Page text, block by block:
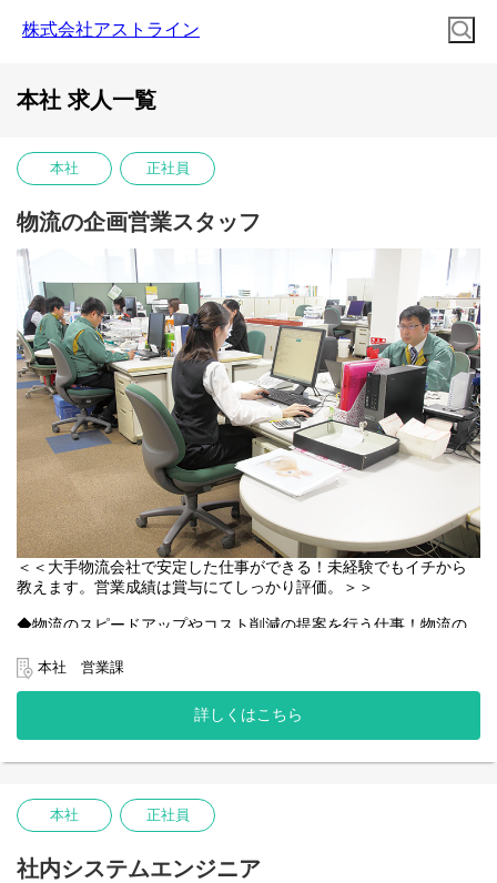
株式会社アストライン
本社 求人一覧
本社 正社員
物流の企画営業スタッフ
＜＜大手物流会社で安定した仕事ができる！未経験でもイチから
教えます。営業成績は賞与にてしっかり評価。＞＞
◆物流のスピードアップやコスト削減の提案を行う仕事！物流の
既存得意先や新規の小売店、メーカー、問屋、商社などに輸入か
ら納品までの物流に関する提案を行います。最初は先輩が同行す
るので安心。きちんとサポートします。
◆営業未経験でも、チャレンジしたい方は大歓迎！先輩が手取り
足取りマンツーマンでしっかりと指導します！
は緊張するかもしれませんが、先輩のフォロー体制も整っている
ので徐々にお仕事に慣れていけますよ。
本社 営業課
詳しくはこちら
本社 正社員
社内システムエンジニア